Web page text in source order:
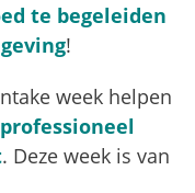
te begeleiden
!
week helpen
professioneel
. Deze week is van